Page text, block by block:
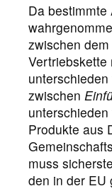
Da
zwischen dem
Vertriebskette
zwischen
Produkte aus
muss
den in der EU